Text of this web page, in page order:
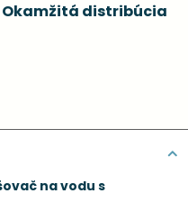
Okamžitá distribúcia
na vodu s